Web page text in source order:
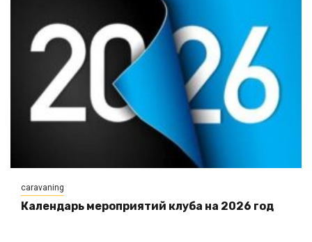
caravaning
Календарь мероприятий клуба на 2026 год